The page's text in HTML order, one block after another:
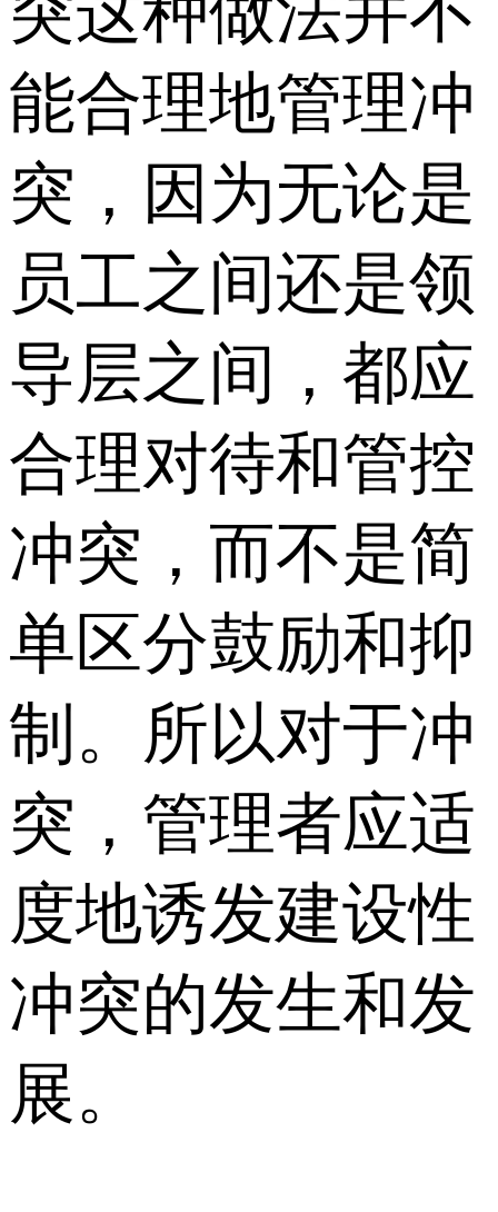
能合理地管理冲
突，因为无论是
员工之间还是领
导层之间，都应
合理对待和管控
冲突，而不是简
单区分鼓励和抑
制。所以对于冲
突，管理者应适
度地诱发建设性
冲突的发生和发
展。